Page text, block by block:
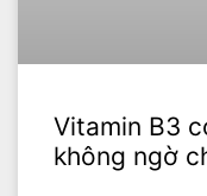
Vitamin B3
không ngờ